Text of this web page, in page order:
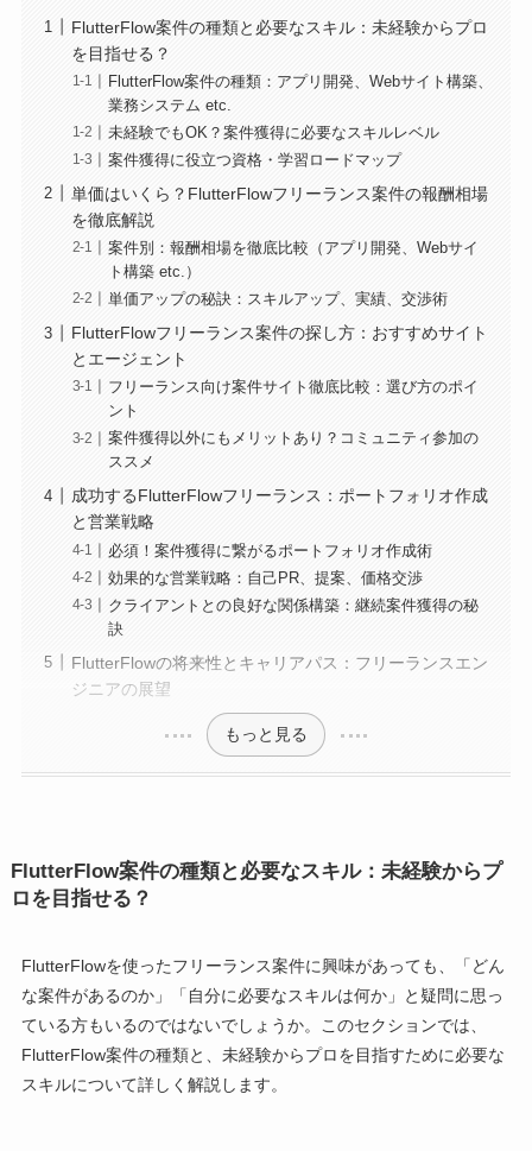
FlutterFlow案件の種類と必要なスキル：未経験からプロ
を目指せる？
FlutterFlow案件の種類：アプリ開発、Webサイト構築、
業務システム etc.
未経験でもOK？案件獲得に必要なスキルレベル
案件獲得に役立つ資格・学習ロードマップ
単価はいくら？FlutterFlowフリーランス案件の報酬相場
を徹底解説
案件別：報酬相場を徹底比較（アプリ開発、Webサイ
ト構築 etc.）
単価アップの秘訣：スキルアップ、実績、交渉術
FlutterFlowフリーランス案件の探し方：おすすめサイト
とエージェント
フリーランス向け案件サイト徹底比較：選び方のポイ
ント
案件獲得以外にもメリットあり？コミュニティ参加の
ススメ
成功するFlutterFlowフリーランス：ポートフォリオ作成
と営業戦略
必須！案件獲得に繋がるポートフォリオ作成術
効果的な営業戦略：自己PR、提案、価格交渉
クライアントとの良好な関係構築：継続案件獲得の秘
訣
FlutterFlowの将来性とキャリアパス：フリーランスエン
ジニアの展望
もっと見る
FlutterFlow案件の種類と必要なスキル：未経験からプ
ロを目指せる？
FlutterFlowを使ったフリーランス案件に興味があっても、「どん
な案件があるのか」「自分に必要なスキルは何か」と疑問に思っ
ている方もいるのではないでしょうか。このセクションでは、
FlutterFlow案件の種類と、未経験からプロを目指すために必要な
スキルについて詳しく解説します。